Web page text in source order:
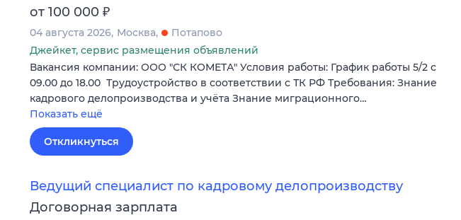
Гороскопы
от 100 000 ₽
04 августа 2026 Москва
Потапово
Джейкет, сервис размещения объявлений
Вакансия компании: ООО "СК КОМЕТА" Условия работы: График работы 5/2 с
09.00 до 18.00 Трудоустройство в соответствии с ТК РФ Требования: Знание
кадрового делопроизводства и учёта Знание миграционного…
Показать ещё
Откликнуться
Ведущий специалист по кадровому делопроизводству
Договорная зарплата